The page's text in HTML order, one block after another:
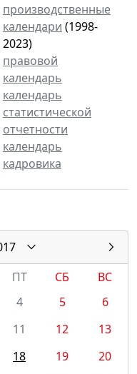
производственные
календари (1998-
2023)
правовой
календарь
календарь
статистической
отчетности
календарь
кадровика
ПТ СБ
ВС
4 5
6
11 12
13
18 19
20